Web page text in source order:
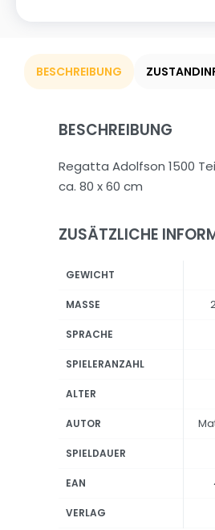
BESCHREIBUNG
BESCHREIBUNG
Regatta Adolfson 1500
ca. 80 x 60 cm
ZUSÄTZLICHE
GEWICHT
MASSE
SPRACHE
SPIELERANZAHL
ALTER
AUTOR
SPIELDAUER
EAN
VERLAG